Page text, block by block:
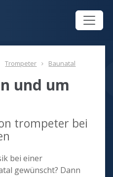
Trompeter Baunatal
und um
trompeter bei
bei einer
gewünscht? Dann